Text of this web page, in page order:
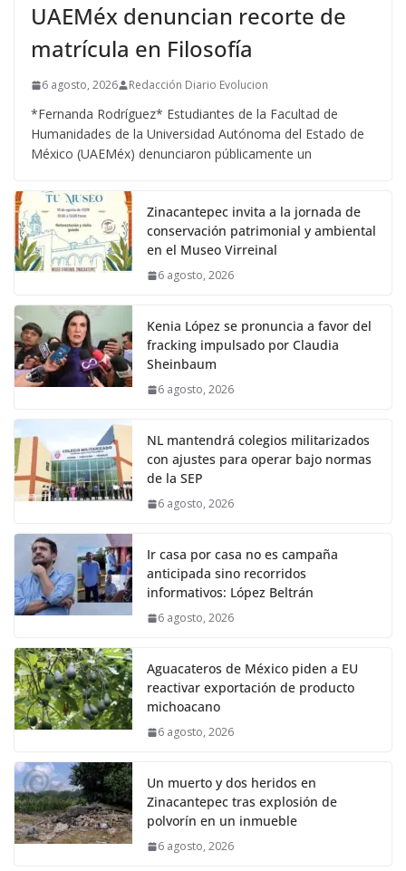
UAEMéx denuncian recorte de
matrícula en Filosofía
6 agosto, 2026 Redacción Diario Evolucion
*Fernanda Rodríguez* Estudiantes de la Facultad de
Humanidades de la Universidad Autónoma del Estado de
México (UAEMéx) denunciaron públicamente un
Zinacantepec invita a la jornada de
conservación patrimonial y ambiental
en el Museo Virreinal
6 agosto, 2026
Kenia López se pronuncia a favor del
fracking impulsado por Claudia
Sheinbaum
6 agosto, 2026
NL mantendrá colegios militarizados
con ajustes para operar bajo normas
de la SEP
6 agosto, 2026
Ir casa por casa no es campaña
anticipada sino recorridos
informativos: López Beltrán
6 agosto, 2026
Aguacateros de México piden a EU
reactivar exportación de producto
michoacano
6 agosto, 2026
Un muerto y dos heridos en
Zinacantepec tras explosión de
polvorín en un inmueble
6 agosto, 2026